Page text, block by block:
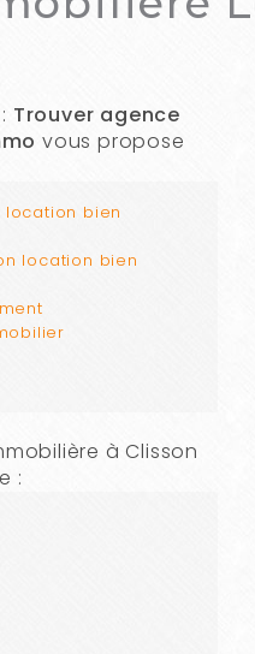
Trouver agence
vous propose
bien
location bien
à Clisson
: